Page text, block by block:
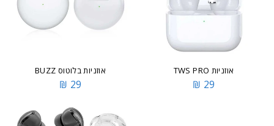
אוזניות TWS PRO
29 ₪
אוזניות בלוטוס BUZZ
29 ₪